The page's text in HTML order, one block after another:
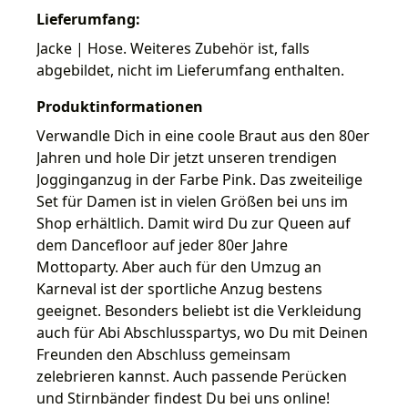
Lieferumfang:
Jacke | Hose. Weiteres Zubehör ist, falls
abgebildet, nicht im Lieferumfang enthalten.
Produktinformationen
Verwandle Dich in eine coole Braut aus den 80er
Jahren und hole Dir jetzt unseren trendigen
Jogginganzug in der Farbe Pink. Das zweiteilige
Set für Damen ist in vielen Größen bei uns im
Shop erhältlich. Damit wird Du zur Queen auf
dem Dancefloor auf jeder 80er Jahre
Mottoparty. Aber auch für den Umzug an
Karneval ist der sportliche Anzug bestens
geeignet. Besonders beliebt ist die Verkleidung
auch für Abi Abschlusspartys, wo Du mit Deinen
Freunden den Abschluss gemeinsam
zelebrieren kannst. Auch passende Perücken
und Stirnbänder findest Du bei uns online!